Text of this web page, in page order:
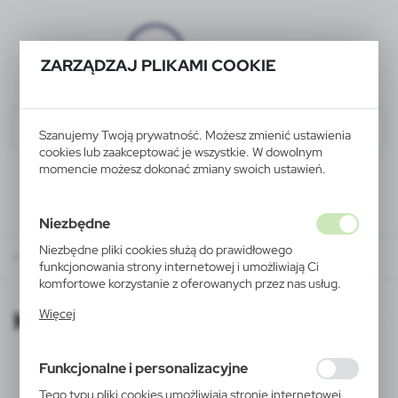
ZARZĄDZAJ PLIKAMI COOKIE
Szanujemy Twoją prywatność. Możesz zmienić ustawienia
cookies lub zaakceptować je wszystkie. W dowolnym
momencie możesz dokonać zmiany swoich ustawień.
Niezbędne
Niezbędne pliki cookies służą do prawidłowego
funkcjonowania strony internetowej i umożliwiają Ci
komfortowe korzystanie z oferowanych przez nas usług.
działania w celu m.in. dostosowania Twoich ustawień
korzystasz, może działać bez zakłóceń.
Więcej
Funkcjonalne i personalizacyjne
Tego typu pliki cookies umożliwiają stronie internetowej
KATALOGI ONLINE
KATALOGI ONLINE